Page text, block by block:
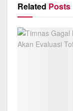
Related Posts